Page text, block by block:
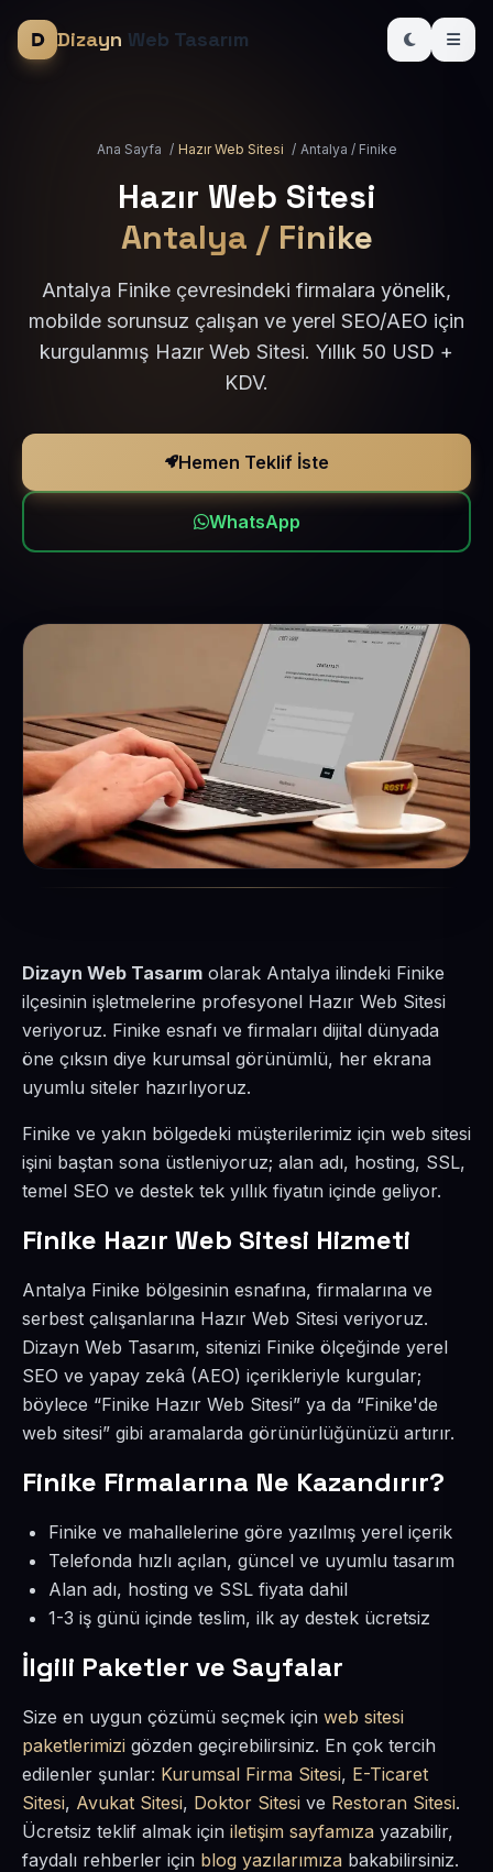
Dizayn Web Tasarım
Ana Sayfa / Hazır Web Sitesi / Antalya / Finike
Hazır Web Sitesi
Antalya / Finike
Antalya Finike çevresindeki firmalara yönelik,
mobilde sorunsuz çalışan ve yerel SEO/AEO için
kurgulanmış Hazır Web Sitesi. Yıllık 50 USD +
KDV.
Hemen Teklif İste
WhatsApp
Dizayn Web Tasarım olarak Antalya ilindeki Finike
ilçesinin işletmelerine profesyonel Hazır Web Sitesi
veriyoruz. Finike esnafı ve firmaları dijital dünyada
öne çıksın diye kurumsal görünümlü, her ekrana
uyumlu siteler hazırlıyoruz.
Finike ve yakın bölgedeki müşterilerimiz için web sitesi
işini baştan sona üstleniyoruz; alan adı, hosting, SSL,
temel SEO ve destek tek yıllık fiyatın içinde geliyor.
Finike Hazır Web Sitesi Hizmeti
Antalya Finike bölgesinin esnafına, firmalarına ve
serbest çalışanlarına Hazır Web Sitesi veriyoruz.
Dizayn Web Tasarım, sitenizi Finike ölçeğinde yerel
SEO ve yapay zekâ (AEO) içerikleriyle kurgular;
böylece “Finike Hazır Web Sitesi” ya da “Finike'de
web sitesi” gibi aramalarda görünürlüğünüzü artırır.
Finike Firmalarına Ne Kazandırır?
Finike ve mahallelerine göre yazılmış yerel içerik
Telefonda hızlı açılan, güncel ve uyumlu tasarım
Alan adı, hosting ve SSL fiyata dahil
1-3 iş günü içinde teslim, ilk ay destek ücretsiz
İlgili Paketler ve Sayfalar
Size en uygun çözümü seçmek için web sitesi
paketlerimizi gözden geçirebilirsiniz. En çok tercih
edilenler şunlar: Kurumsal Firma Sitesi, E-Ticaret
Sitesi, Avukat Sitesi, Doktor Sitesi ve Restoran Sitesi.
Ücretsiz teklif almak için iletişim sayfamıza yazabilir,
faydalı rehberler için blog yazılarımıza bakabilirsiniz.